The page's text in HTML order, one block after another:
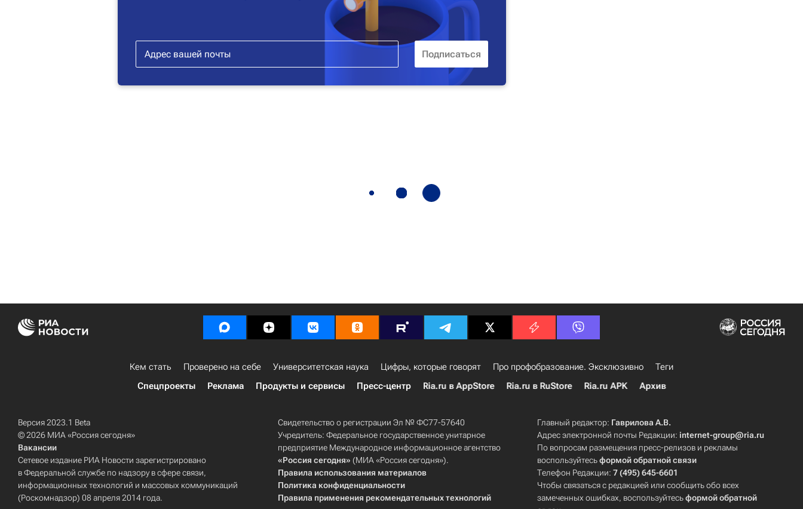
Кем стать Проверено на себе Университетская наука Цифры, которые говорят Про профобразование. Эксклюзивно
Теги
Спецпроекты
Реклама Продукты и сервисы Пресс-центр Ria.ru в AppStore Ria.ru в RuStore Ria.ru APK Архив
Версия 2023.1 Beta
© 2026 МИА «Россия сегодня»
Вакансии
Сетевое издание РИА Новости зарегистрировано
в Федеральной службе по надзору в сфере связи,
информационных технологий и массовых коммуникаций
(Роскомнадзор) 08 апреля 2014 года.
Свидетельство о регистрации Эл № ФС77-57640
Учредитель: Федеральное государственное унитарное
предприятие Международное информационное агентство
«Россия сегодня» (МИА «Россия сегодня»).
Правила использования материалов
Политика конфиденциальности
Правила применения рекомендательных технологий
Главный редактор: Гаврилова А.В.
Адрес электронной почты Редакции:internet-group@ria.ru
По вопросам размещения пресс-релизов и рекламы
воспользуйтесьформой обратной связи
Телефон Редакции:7 (495) 645-6601
Чтобы связаться с редакцией или сообщить обо всех
замеченных ошибках, воспользуйтесьформой обратной